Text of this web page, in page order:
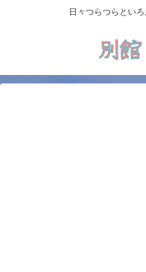
日々つらつらとい